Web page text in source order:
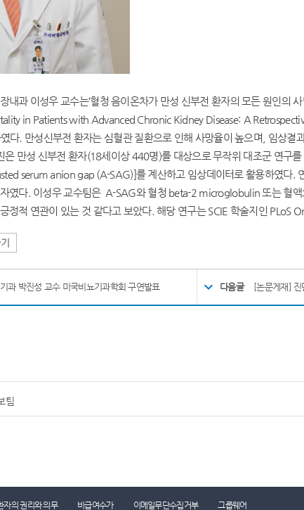
내과 이성우 교수는‘혈청 음이온차가 만성 신부전 환자의 모든 원인의
in Patients with Advanced Chronic Kidney Disease: A
다. 만성신부전 환자는 심혈관 질환으로 인해 사망율이 높으며, 임상결
은 만성 신부전 환자(18세이상 440명)를 대상으로 무작위 대조군 연구
serum anion gap (A-SAG)] 를 계산하고 임상데이터로 활용하였다.
였다. 이성우 교수팀은 A-SAG와 혈청 beta-2 microglobulin 또는 혈
정적 연관이 있는 것 같다고 보았다. 해당 연구는SCIE 학술지인 PLoS
과 박진성 교수 미국비뇨기과학회 구연발표 다음글 [논문게재] 진
팀
자의 권리와 의무 비급여수가 이메일무단수집거부 그룹웨어